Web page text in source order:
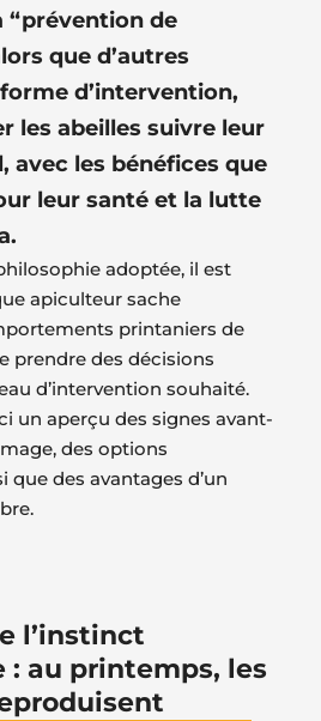
“prévention de
que d’autres
d’intervention,
les abeilles suivre leur
avec les bénéfices que
leur santé et la lutte
.
adoptée, il est
apiculteur sache
printaniers de
prendre des décisions
d’intervention souhaité.
un aperçu des signes avant-
des options
que des avantages d’un
l’instinct
: au printemps, les